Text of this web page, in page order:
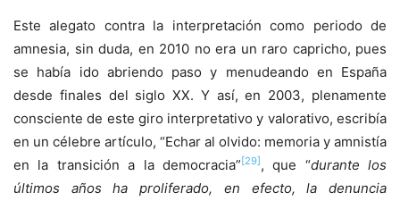
Este alegato contra la interpretación como periodo de
amnesia, sin duda, en 2010 no era un raro capricho, pues
se había ido abriendo paso y menudeando en España
desde finales del siglo XX. Y así, en 2003, plenamente
consciente de este giro interpretativo y valorativo, escribía
en un célebre artículo, “Echar al olvido: memoria y amnistía
en la transición a la democracia” [29] , que “durante los
últimos años ha proliferado, en efecto, la denuncia